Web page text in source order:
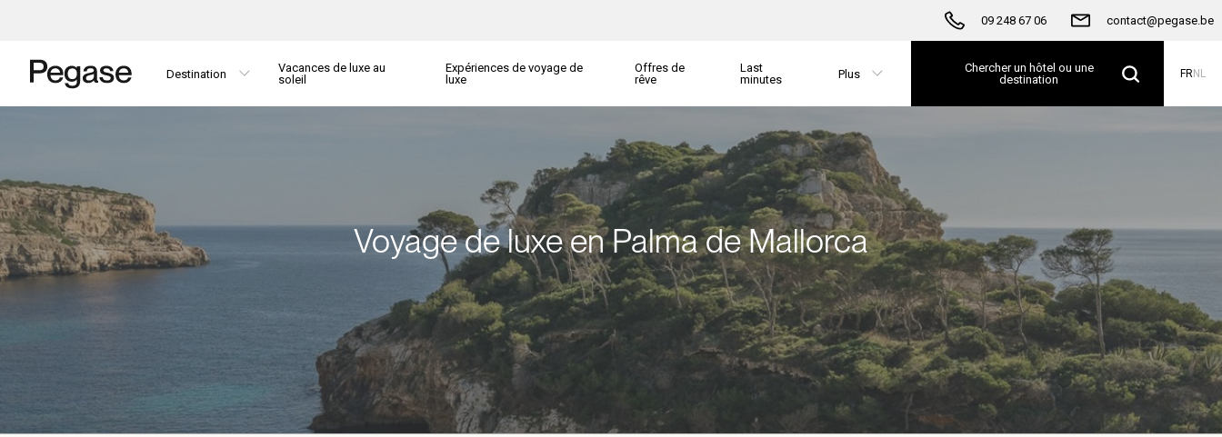
09 248 67 06 contact@pegase.be
Destination
Vacances de luxe au
soleil
Expériences de voyage de
luxe
Offres de
rêve
Last
minutes
Plus
Chercher un hôtel ou une
destination
FRNL
Voyage de luxe en Palma de Mallorca